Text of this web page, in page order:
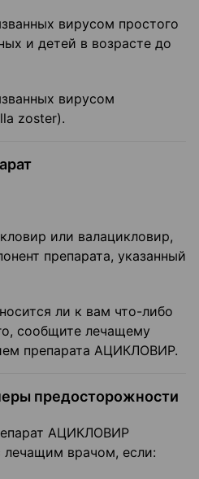
вирусом простого
и детей в возрасте до
вирусом
zoster).
или валацикловир,
препарата, указанный
ли к вам что-либо
сообщите лечащему
препарата АЦИКЛОВИР.
предосторожности
АЦИКЛОВИР
лечащим врачом, если: